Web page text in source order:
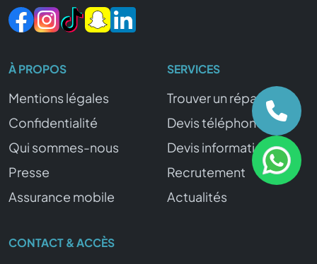
À PROPOS
Mentions légales
Confidentialité
Qui sommes-nous
Presse
Assurance mobile
SERVICES
Trouver un réparateur
Devis téléphone
Devis informatique
Recrutement
Actualités
CONTACT & ACCÈS